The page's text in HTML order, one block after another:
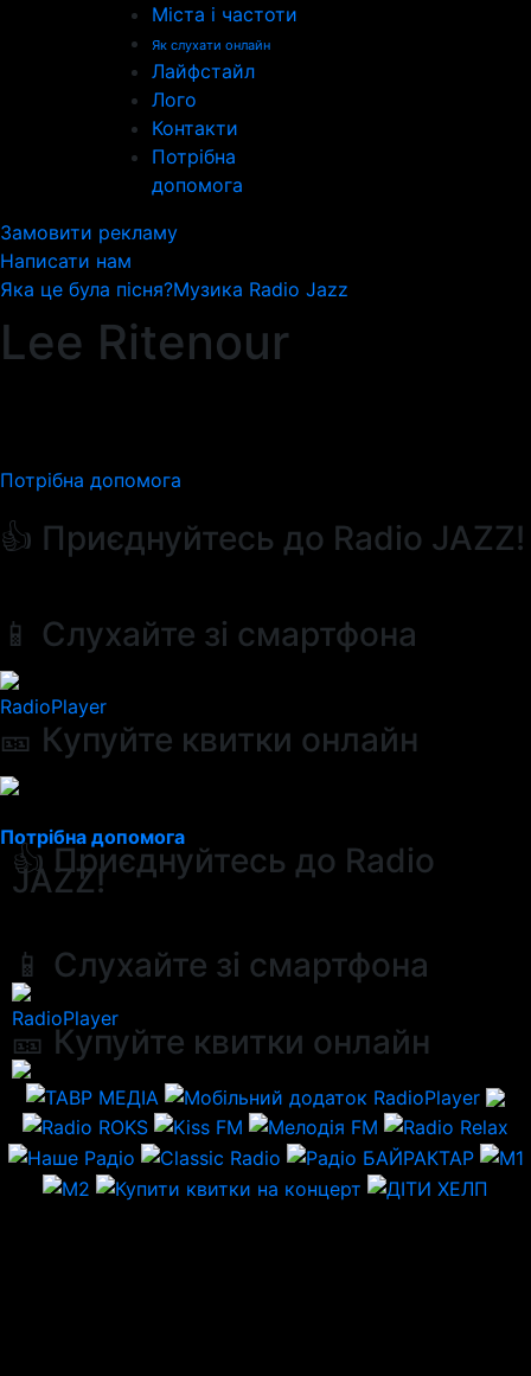
Міста і частоти
Як слухати онлайн
Лайфстайл
Лого
Контакти
Потрібна
допомога
Замовити рекламу
Написати нам
Яка це була пісня?Музика Radio Jazz
Lee Ritenour
Потрібна допомога
👍 Приєднуйтесь до Radio JAZZ!
📱 Слухайте зі смартфона
RadioPlayer
🎫 Купуйте квитки онлайн
Потрібна допомога
👍 Приєднуйтесь до Radio
JAZZ!
📱 Слухайте зі смартфона
RadioPlayer
🎫 Купуйте квитки онлайн